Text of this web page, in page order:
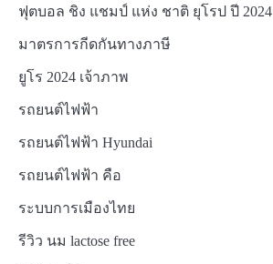
ฟุตบอล ชิง แชมป์ แห่ง ชาติ ยุโรป ปี 2024
มาตรการกีดกันทางภาษี
ยูโร 2024 เจ้าภาพ
รถยนต์ไฟฟ้า
รถยนต์ไฟฟ้า Hyundai
รถยนต์ไฟฟ้า คือ
ระบบการเมืองไทย
รีวิว นม lactose free